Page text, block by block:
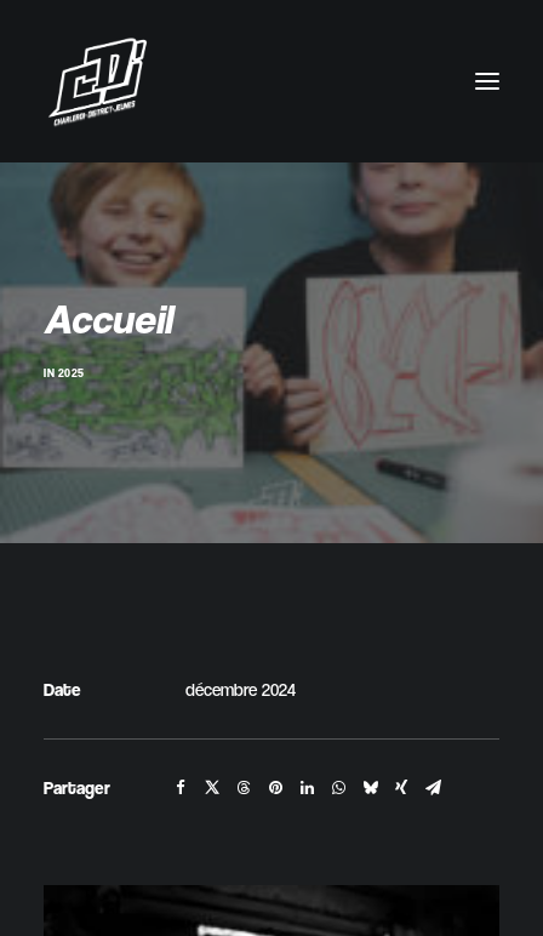
Accueil
IN2025
Date décembre 2024
Partager